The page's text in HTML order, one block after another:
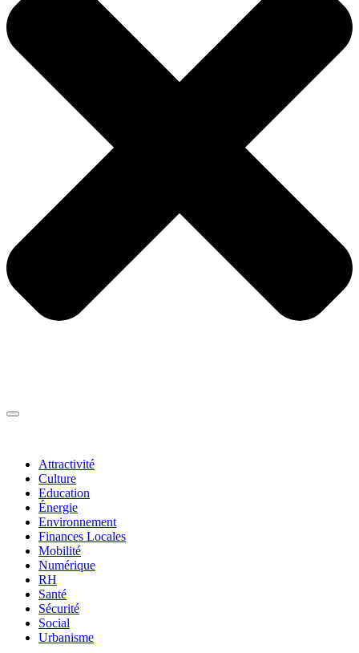
Attractivité
Culture
Education
Énergie
Environnement
Finances Locales
Mobilité
Numérique
RH
Santé
Sécurité
Social
Urbanisme